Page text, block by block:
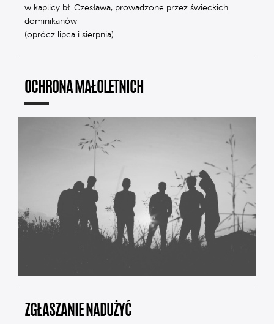
w kaplicy bł. Czesława, prowadzone przez świeckich
dominikanów
(oprócz lipca i sierpnia)
OCHRONA MAŁOLETNICH
ZGŁASZANIE NADUŻYĆ